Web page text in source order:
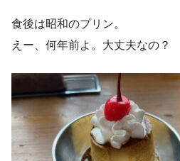
食後は昭和のプリン。
えー、何年前よ。大丈夫なの？